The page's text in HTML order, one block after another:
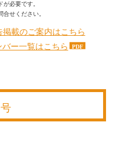
必要です。
せください。
掲載のご案内はこちら
ー一覧はこちら